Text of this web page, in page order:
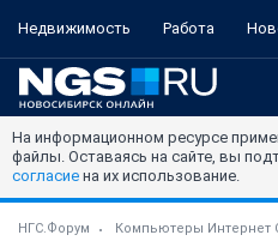
Недвижимость Работа
На информационном ресурсе
файлы. Оставаясь на сайте, вы
согласие на их использование.
НГС.Форум
Компьютеры Интернет